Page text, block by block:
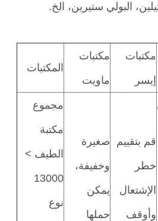
البولي ستيرين، الخ.
مكتبات
إيسر
مكتبات
ماويت
المكتبات
قم بتقييم
خطر
الإشتعال
وأوقف
صغيرة
وخفيفة،
يمكن
حملها
مجموع
مكتبة
الطيف >
13000
نوع